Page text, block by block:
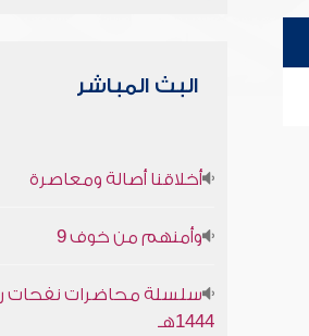
البث المباشر
أخلاقنا أصالة ومعاصرة
وأمنهم من خوف 9
سلسلة محاضرات نفحات
1444هـ